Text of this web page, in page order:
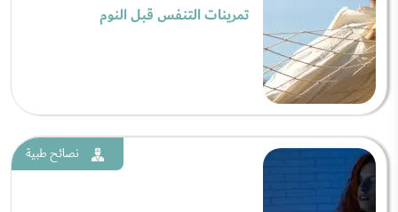
تمرينات التنفس قبل النوم
نصائح طبية